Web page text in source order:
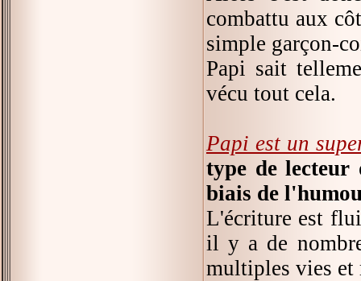
combattu aux
simple garçon-
Papi sait
vécu tout cela.
Papi est un
type de
biais de
L'écriture est
il y a de
multiples vies et